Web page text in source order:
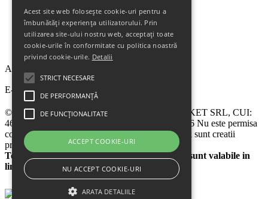
Descarca Garantia
Urmareste Comanda
Termeni Garantie
Termeni si Conditii
Abonare la newsletter
E-mail
© 2024 - 2026 eChilipir.ro - SIRIUS TOP MARKET SRL, CUI:
46952581, Reg. Com.: Call Center: 0726 676 676 Nu este permisa
copierea sitului eChilipir.ro - Unele poze si softuri sunt creatii
proprii.
Toate preturile sunt exprimate in lei. Ofertele sunt valabile in
limita stocului disponibil
Acest site web folosește cookie-uri pentru a
îmbunătăți experiența utilizatorului. Prin
utilizarea site-ului nostru web, acceptați toate
cookie-urile în conformitate cu politica noastră
privind cookie-urile. Detalii
STRICT NECESARE
DE PERFORMANȚĂ
DE FUNCȚIONALITATE
ACCEPT COOKIE-URI
NU ACCEPT COOKIE-URI
ARATA DETALIILE